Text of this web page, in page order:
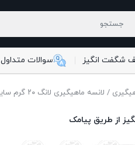
شگفت انگیز سوالات متداول
/ لانسه ماهیگیری لانگ ۲۰ گرم سایز ۴ / CONDOR 5130-4-154
از طریق پیامک